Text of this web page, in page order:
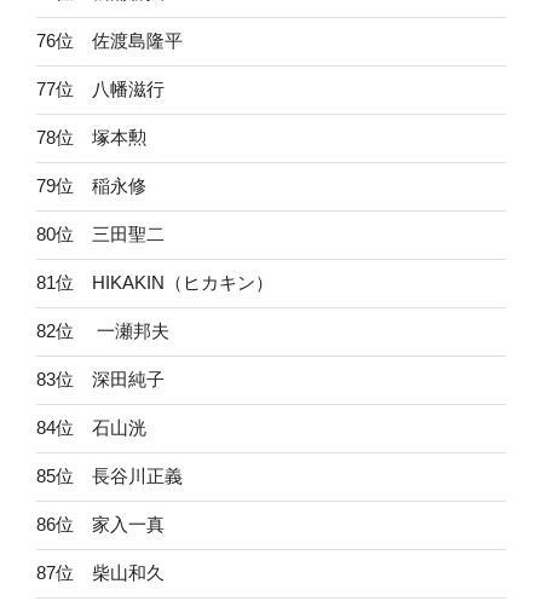
76位 佐渡島隆平
77位 八幡滋行
78位 塚本勲
79位 稲永修
80位 三田聖二
81位 HIKAKIN（ヒカキン）
82位 一瀬邦夫
83位 深田純子
84位 石山洸
85位 長谷川正義
86位 家入一真
87位 柴山和久